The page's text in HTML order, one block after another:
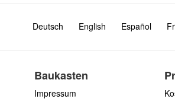
Deutsch English Español
Baukasten
Impressum